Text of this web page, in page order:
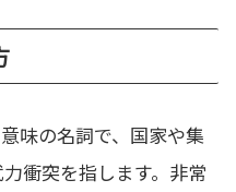
味の名詞で、国家や集
衝突を指します。非常